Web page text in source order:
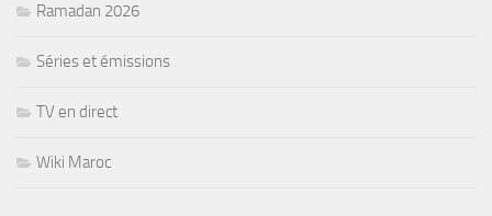
Ramadan 2026
Séries et émissions
TV en direct
Wiki Maroc